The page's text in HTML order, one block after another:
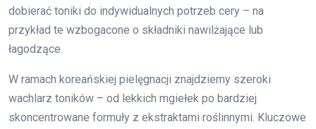
dobierać toniki do indywidualnych potrzeb cery – na
przykład te wzbogacone o składniki nawilżające lub
łagodzące.
W ramach koreańskiej pielęgnacji znajdziemy szeroki
wachlarz toników – od lekkich mgiełek po bardziej
skoncentrowane formuły z ekstraktami roślinnymi. Kluczowe